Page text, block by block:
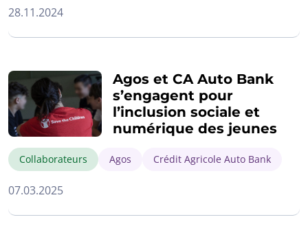
28.11.2024
Agos et CA Auto Bank
s’engagent pour
l’inclusion sociale et
numérique des jeunes
Collaborateurs Agos Crédit Agricole Auto Bank
07.03.2025